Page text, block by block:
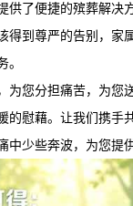
供了便捷的殡葬解决
到尊严的告别，家
为您分担痛苦，为您
慰藉。让我们携手
少些奔波，为您提